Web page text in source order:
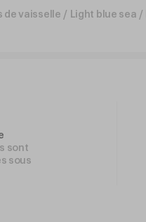
de vaisselle / Light blue sea /
sont
sous